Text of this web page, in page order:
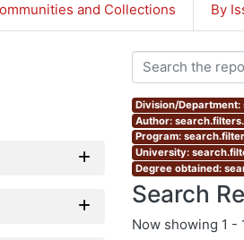
and Collections By
Division/
Author:
Program:
University:
Degree obtained:
Search
Now showing 1 -